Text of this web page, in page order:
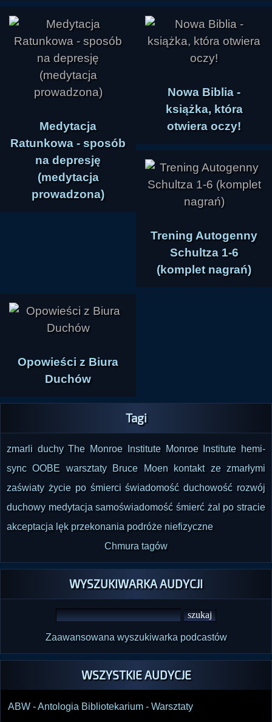
Medytacja
Ratunkowa - sposób
na depresję
(medytacja
prowadzona)
Nowa Biblia -
książka, która
otwiera oczy!
Trening Autogenny
Schultza 1-6
(komplet nagrań)
Opowieści z Biura
Duchów
Tagi
zmarli duchy The Monroe Institute Monroe Institute hemi-
sync OOBE warsztaty Bruce Moen
kontakt ze zmarłymi
zaświaty życie po śmierci świadomość duchowość rozwój
duchowy medytacja samoświadomość śmierć żal po stracie
akceptacja lęk przekonania podróże niefizyczne
Chmura tagów
WYSZUKIWARKA AUDYCJI
Zaawansowana wyszukiwarka podcastów
WSZYSTKIE AUDYCJE
ABW - Antologia Bibliotekarium - Warsztaty